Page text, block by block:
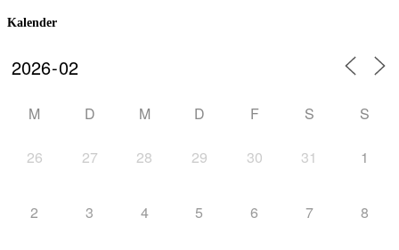
Kalender
M D M D F S S
26 27 28 29 30 31 1
2 3 4 5 6 7 8